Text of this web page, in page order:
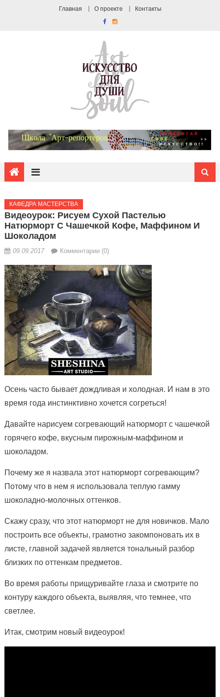
Главная О проекте Контакты
КАФЕДРА МАСТЕРСТВА
Видеоурок: Рисуем Сухой Пастелью
Натюрморт С Чашечкой Кофе, Маффином И
Шоколадом
09.09.2017 Комментарии (0)
Осень часто бывает дождливая и холодная. И нам в это
время года инстинктивно хочется согреться!
Давайте нарисуем согревающий натюрморт с чашечкой
горячего кофе, вкусным пирожным-маффином и
шоколадом.
Почему же я назвала этот натюрморт согревающим?
Потому что в нем я использовала теплую гамму
шоколадно-молочных оттенков.
Скажу сразу, что этот натюрморт не для новичков. Мало
построить все объекты, грамотно закомпоновать их в
листе, главной задачей является тональный разбор
близких по оттенкам предметов.
Во время работы прищуривайте глаза и смотрите по
контуру каждого объекта, выявляя, что темнее, что
светлее.
Итак, смотрим новый видеоурок!